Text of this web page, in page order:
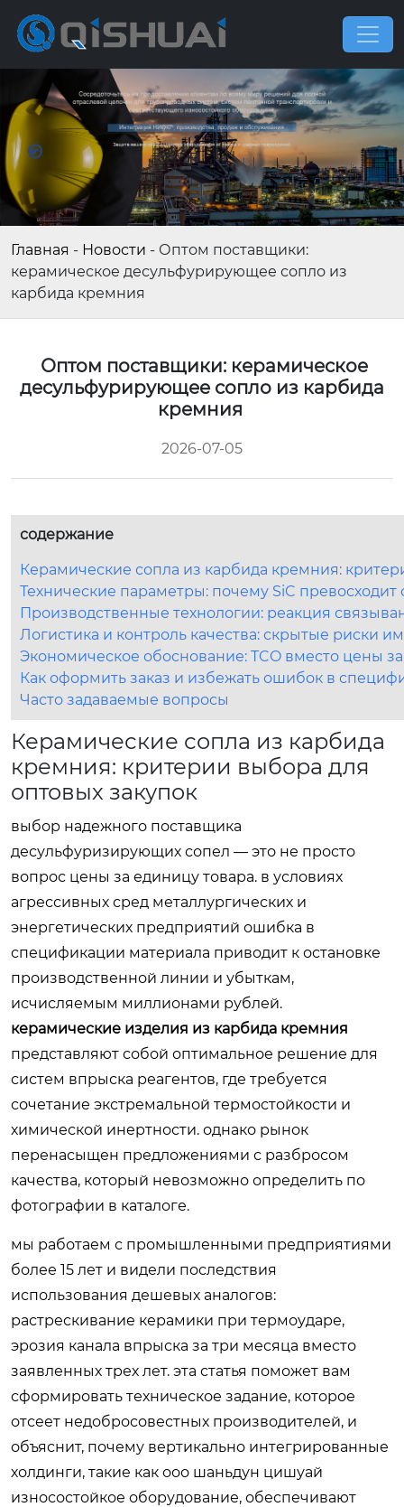
Главная - Новости - Оптом поставщики:
керамическое десульфурирующее сопло из
карбида кремния
Оптом поставщики: керамическое
десульфурирующее сопло из карбида
кремния
2026-07-05
содержание
Керамические сопла из карбида кремния:
Технические параметры: почему SiC
Производственные технологии: реакция
Логистика и контроль качества: скрытые риски
Экономическое обоснование: TCO вместо цены
Как оформить заказ и избежать ошибок в
Часто задаваемые вопросы
Керамические сопла из карбида
кремния: критерии выбора для
оптовых закупок
выбор надежного поставщика
десульфуризирующих сопел — это не просто
вопрос цены за единицу товара. в условиях
агрессивных сред металлургических и
энергетических предприятий ошибка в
спецификации материала приводит к остановке
производственной линии и убыткам,
исчисляемым миллионами рублей.
керамические изделия из карбида кремния
представляют собой оптимальное решение для
систем впрыска реагентов, где требуется
сочетание экстремальной термостойкости и
химической инертности. однако рынок
перенасыщен предложениями с разбросом
качества, который невозможно определить по
фотографии в каталоге.
мы работаем с промышленными предприятиями
более 15 лет и видели последствия
использования дешевых аналогов:
растрескивание керамики при термоударе,
эрозия канала впрыска за три месяца вместо
заявленных трех лет. эта статья поможет вам
сформировать техническое задание, которое
отсеет недобросовестных производителей, и
объяснит, почему вертикально интегрированные
холдинги, такие как ооо шаньдун цишуай
износостойкое оборудование, обеспечивают